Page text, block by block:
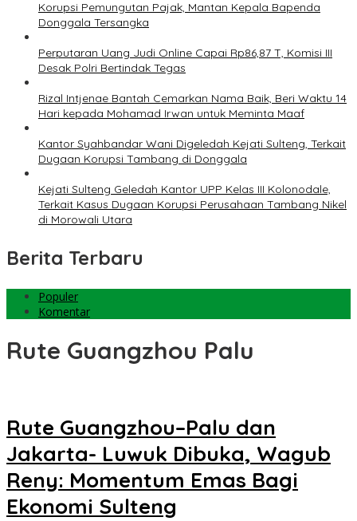
Korupsi Pemungutan Pajak, Mantan Kepala Bapenda
Donggala Tersangka
Perputaran Uang Judi Online Capai Rp86,87 T, Komisi III
Desak Polri Bertindak Tegas
Rizal Intjenae Bantah Cemarkan Nama Baik, Beri Waktu 14
Hari kepada Mohamad Irwan untuk Meminta Maaf
Kantor Syahbandar Wani Digeledah Kejati Sulteng, Terkait
Dugaan Korupsi Tambang di Donggala
Kejati Sulteng Geledah Kantor UPP Kelas III Kolonodale,
Terkait Kasus Dugaan Korupsi Perusahaan Tambang Nikel
di Morowali Utara
Berita Terbaru
Populer
Komentar
Rute Guangzhou Palu
Rute Guangzhou–Palu dan
Jakarta- Luwuk Dibuka, Wagub
Reny: Momentum Emas Bagi
Ekonomi Sulteng